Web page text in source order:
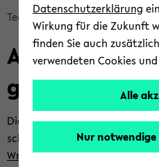
skip
breadcrumb
navigation
to
main
content
Tech­ni­sche Fa­kul­tät
AG Co­gni­ti­ve
gi­nee­ring
Die Grup­peCo­gni­ti­ve Sys­tems
schungs­grup­pe unter der
Wrede, die imCen­ter
Datenschutzerklärung
Wirkung für die Zukunft
finden Sie auch
verwendeten Cookies
Alle
Nur notwendige